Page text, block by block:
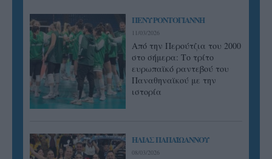
ΠΕΝΥ ΡΟΝΤΟΓΙΑΝΝΗ
11/03/2026
Από την Περούτζια του 2000
στο σήμερα: Tο τρίτο
ευρωπαϊκό ραντεβού του
Παναθηναϊκού με την
ιστορία
ΗΛΙΑΣ ΠΑΠΑΪΩΑΝΝΟΥ
08/03/2026